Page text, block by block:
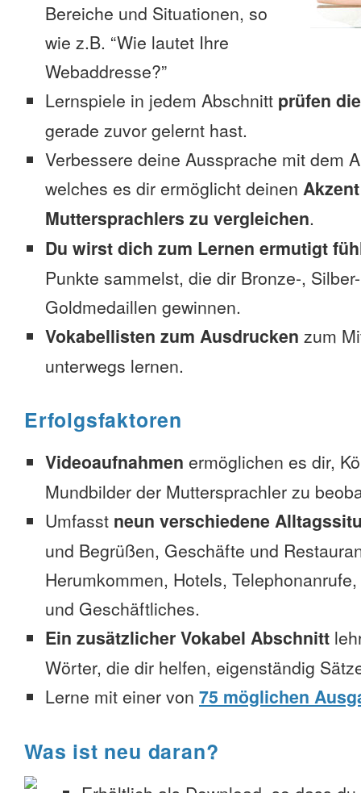
Bereiche und Situationen, so
wie z.B. “Wie lautet Ihre
Webaddresse?”
Lernspiele in jedem Abschnitt prüfen
gerade zuvor gelernt hast.
Verbessere deine Aussprache mit dem
welches es dir ermöglicht deinen
Muttersprachlers zu vergleichen.
Du wirst dich zum Lernen ermutigt
Punkte sammelst, die dir Bronze-,
Goldmedaillen gewinnen.
Vokabellisten zum Ausdrucken zum
unterwegs lernen.
Erfolgsfaktoren
Videoaufnahmen ermöglichen es dir,
Mundbilder der Muttersprachler zu
Umfasst neun verschiedene
und Begrüßen, Geschäfte und
Herumkommen, Hotels,
und Geschäftliches.
Ein zusätzlicher Vokabel Abschnitt
Wörter, die dir helfen, eigenständig
Lerne mit einer von 75 möglichen
Was ist neu daran?